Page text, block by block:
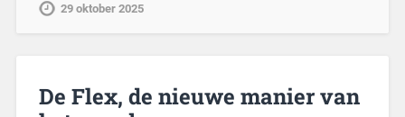
29 oktober 2025
De Flex, de nieuwe manier van